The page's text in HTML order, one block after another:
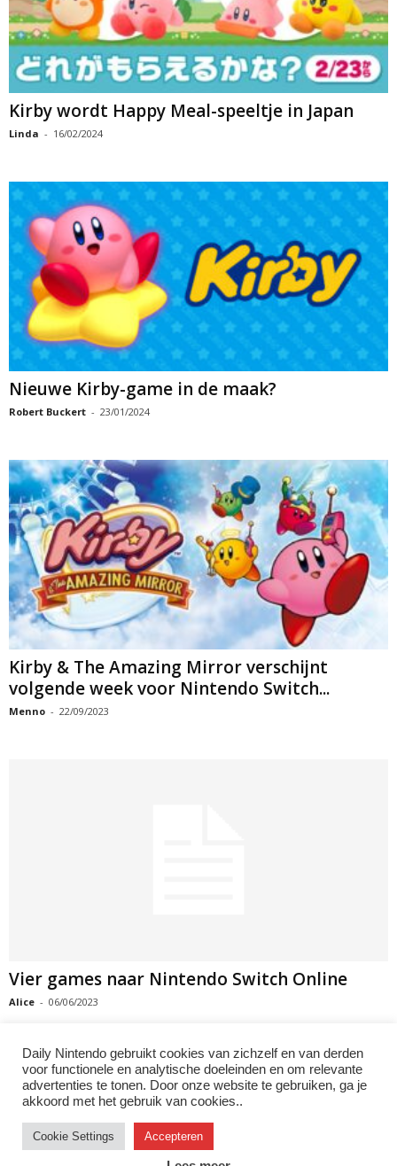
Kirby wordt Happy Meal-speeltje in Japan
Linda - 16/02/2024
Nieuwe Kirby-game in de maak?
Robert Buckert - 23/01/2024
Kirby & The Amazing Mirror verschijnt
volgende week voor Nintendo Switch...
Menno - 22/09/2023
Vier games naar Nintendo Switch Online
Alice - 06/06/2023
1 2 3
Instagram Facebook X/Twitter
Daily Nintendo gebruikt cookies van zichzelf en van derden
voor functionele en analytische doeleinden en om relevante
advertenties te tonen. Door onze website te gebruiken, ga je
akkoord met het gebruik van cookies..
Cookie Settings Accepteren